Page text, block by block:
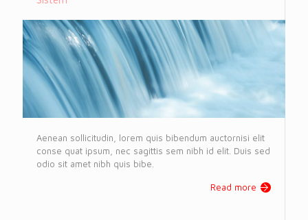
Aenean sollicitudin, lorem quis bibendum auctornisi elit
conse quat ipsum, nec sagittis sem nibh id elit. Duis sed
odio sit amet nibh quis bibe.
Read more